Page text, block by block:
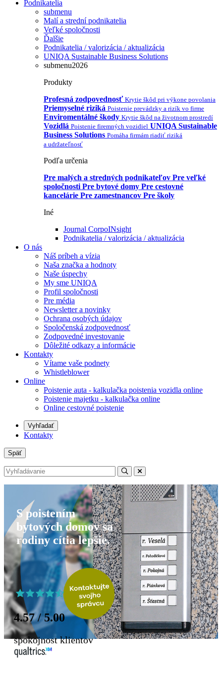
Podnikatelia
submenu
Malí a strední podnikatelia
Veľké spoločnosti
Ďalšie
Podnikatelia / valorizácia / aktualizácia
UNIQA Sustainable Business Solutions
submenu2026
Produkty
Profesná zodpovednosť Krytie škôd pri výkone povolania
Priemyselné riziká Poistenie prevádzky a rizík vo firme
Enviromentálné škody Krytie škôd na životnom prostredí
Vozidlá Poistenie firemných vozidiel UNIQA Sustainable
Business Solutions Pomáha firmám riadiť riziká
a udržateľnosť
Podľa určenia
Pre malých a stredných podnikateľov Pre veľké
spoločnosti Pre bytové domy Pre cestovné
kancelárie Pre zamestnancov Pre školy
Iné
Journal CorpoINsight
Podnikatelia / valorizácia / aktualizácia
O nás
Náš príbeh a vízia
Naša značka a hodnoty
Naše úspechy
My sme UNIQA
Profil spoločnosti
Pre média
Newsletter a novinky
Ochrana osobých údajov
Spoločenská zodpovednosť
Zodpovedné investovanie
Dôležité odkazy a informácie
Kontakty
Vítame vaše podnety
Whistleblower
Online
Poistenie auta - kalkulačka poistenia vozidla online
Poistenie majetku - kalkulačka online
Online cestovné poistenie
Vyhľadať
Kontakty
Späť
S poistením
bytových domov sa
rodiny cítia lepšie.
4.57 / 5.00
spokojnost klientov